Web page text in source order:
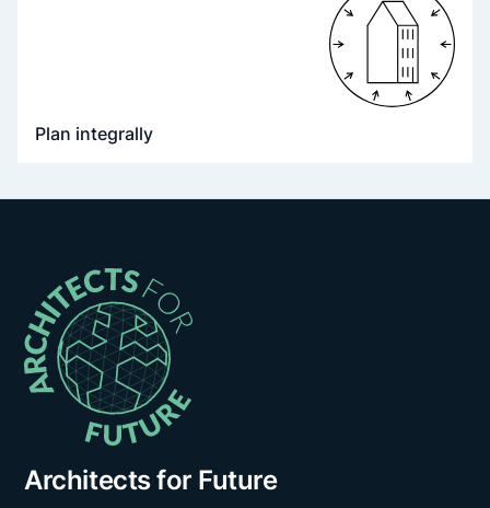
Plan integrally
Architects for Future